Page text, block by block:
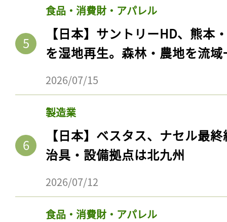
食品・消費財・アパレル
【日本】サントリーHD、熊本
を湿地再生。森林・農地を流
2026/07/15
製造業
【日本】ベスタス、ナセル最
治具・設備拠点は北九州
2026/07/12
食品・消費財・アパレル